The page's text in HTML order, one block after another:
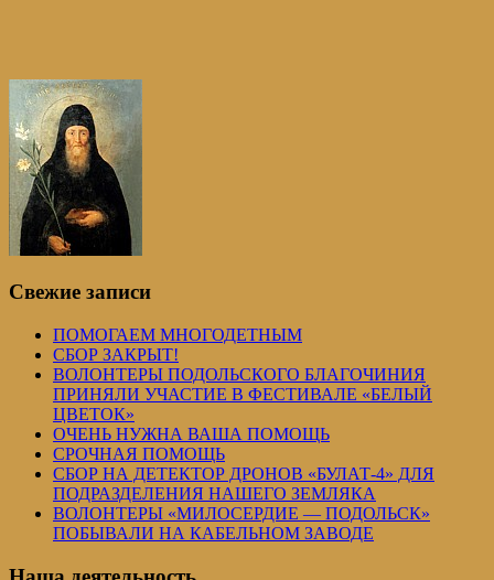
Свежие записи
ПОМОГАЕМ МНОГОДЕТНЫМ
СБОР ЗАКРЫТ!
ВОЛОНТЕРЫ ПОДОЛЬСКОГО БЛАГОЧИНИЯ
ПРИНЯЛИ УЧАСТИЕ В ФЕСТИВАЛЕ «БЕЛЫЙ
ЦВЕТОК»
ОЧЕНЬ НУЖНА ВАША ПОМОЩЬ
СРОЧНАЯ ПОМОЩЬ
СБОР НА ДЕТЕКТОР ДРОНОВ «БУЛАТ-4» ДЛЯ
ПОДРАЗДЕЛЕНИЯ НАШЕГО ЗЕМЛЯКА
ВОЛОНТЕРЫ «МИЛОСЕРДИЕ — ПОДОЛЬСК»
ПОБЫВАЛИ НА КАБЕЛЬНОМ ЗАВОДЕ